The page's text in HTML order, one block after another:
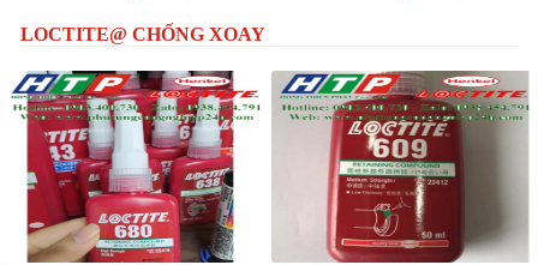
LOCTITE@ CHỐNG XOAY